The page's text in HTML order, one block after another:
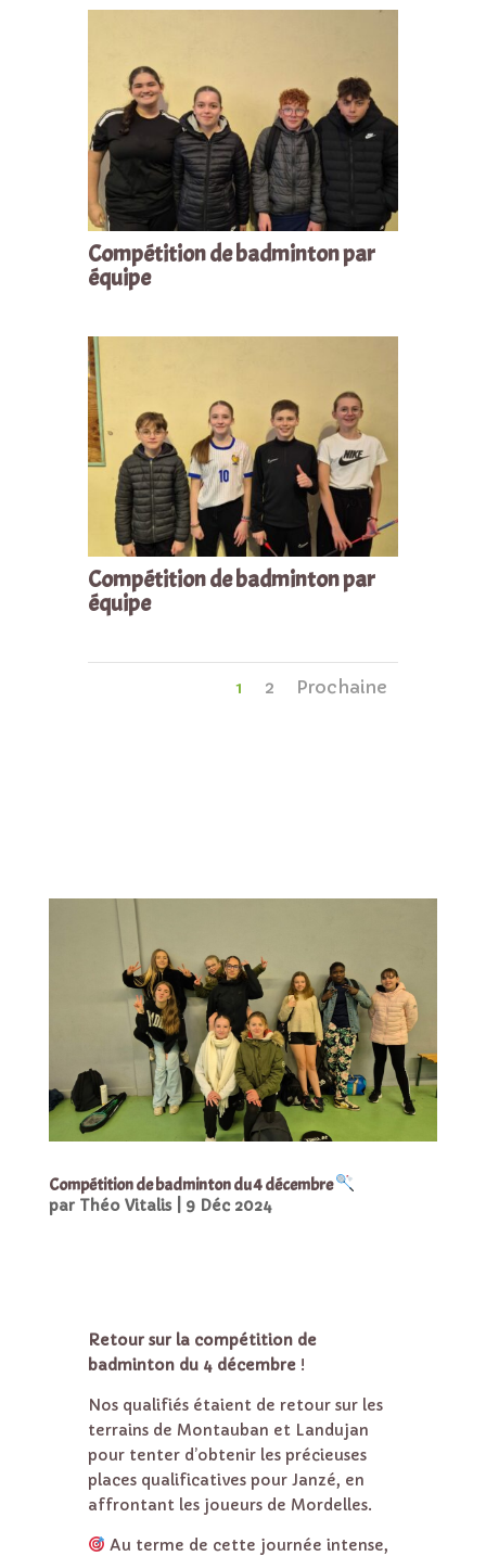
Compétition de badminton par
équipe
Compétition de badminton par
équipe
1 2 Prochaine
Compétition de badminton du 4 décembre
par Théo Vitalis| 9 Déc 2024
Retour sur la compétition de
badminton du 4 décembre!
Nos qualifiés étaient de retour sur les
terrains de Montauban et Landujan
pour tenter d’obtenir les précieuses
places qualificatives pour Janzé, en
affrontant les joueurs de Mordelles.
Au terme de cette journée intense,